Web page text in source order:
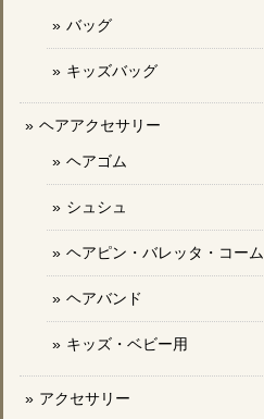
バッグ
キッズバッグ
ヘアアクセサリー
ヘアゴム
シュシュ
ヘアピン・バレッタ・コーム
ヘアバンド
キッズ・ベビー用
アクセサリー